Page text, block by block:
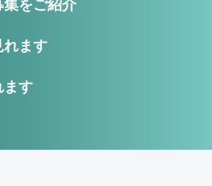
集をご紹介
れます
ます